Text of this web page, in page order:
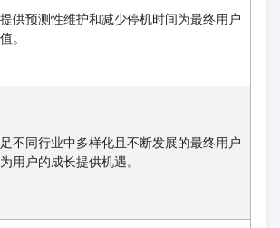
供预测性维护和减少停机时间为最终用户
。
不同行业中多样化且不断发展的最终用户
用户的成长提供机遇。